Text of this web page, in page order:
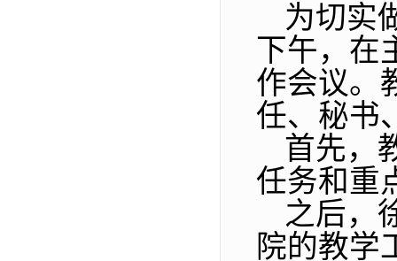
为切实
下午，
作会议。
任、秘书
首先，
任务和重
之后，
院的教学